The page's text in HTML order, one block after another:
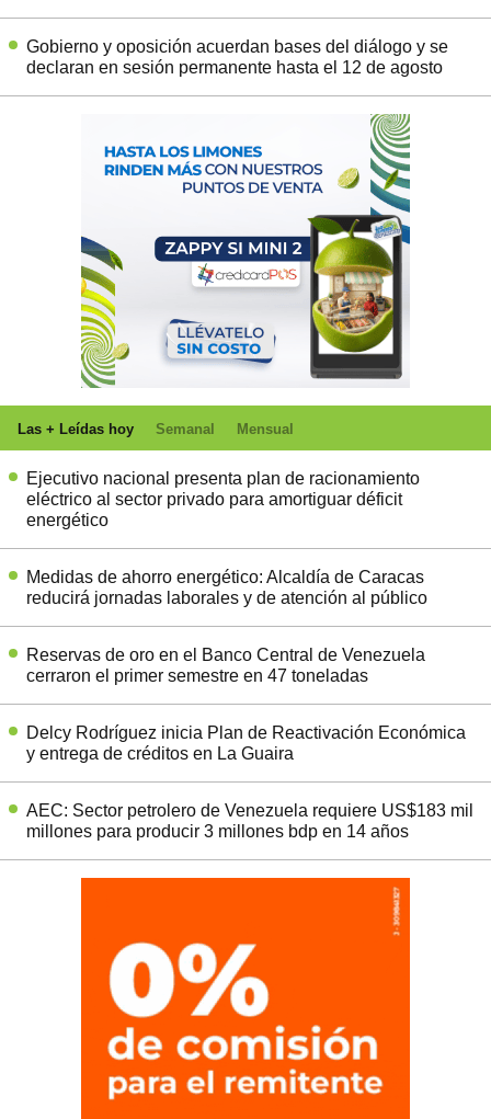
Gobierno y oposición acuerdan bases del diálogo y se
declaran en sesión permanente hasta el 12 de agosto
Las + Leídas hoy Semanal Mensual
Ejecutivo nacional presenta plan de racionamiento
eléctrico al sector privado para amortiguar déficit
energético
Medidas de ahorro energético: Alcaldía de Caracas
reducirá jornadas laborales y de atención al público
Reservas de oro en el Banco Central de Venezuela
cerraron el primer semestre en 47 toneladas
Delcy Rodríguez inicia Plan de Reactivación Económica
y entrega de créditos en La Guaira
AEC: Sector petrolero de Venezuela requiere US$183 mil
millones para producir 3 millones bdp en 14 años